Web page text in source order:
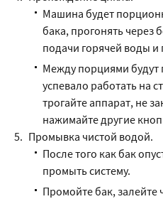
Машина будет
бака, прогонять через
подачи горячей воды и
Между порциями будут
успевало работать на
трогайте аппарат, не
нажимайте другие
Промывка чистой водой.
После того как бак
промыть систему.
Промойте бак, залейте